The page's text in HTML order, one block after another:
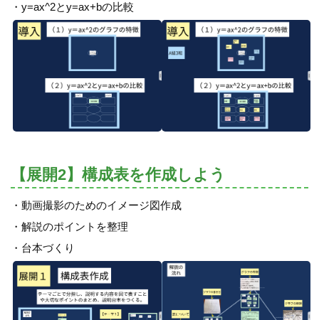
・y=ax^2とy=ax+bの比較
【展開2】構成表を作成しよう
・動画撮影のためのイメージ図作成
・解説のポイントを整理
・台本づくり